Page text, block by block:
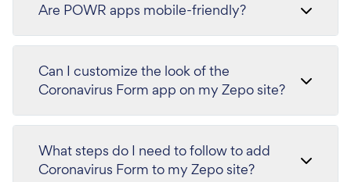
Are POWR apps mobile-friendly?
Can I customize the look of the
Coronavirus Form app on my Zepo site?
What steps do I need to follow to add
Coronavirus Form to my Zepo site?